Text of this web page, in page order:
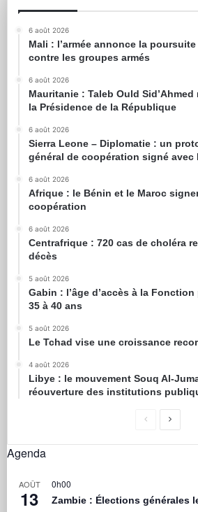
6 août 2026
Mali : l’armée annonce la
contre les groupes armés
6 août 2026
Mauritanie : Taleb Ould
la Présidence de la République
6 août 2026
Sierra Leone – Diplomatie : un
général de coopération signé avec
6 août 2026
Afrique : le Bénin et le Maroc
coopération
6 août 2026
Centrafrique : 720 cas de choléra
décès
5 août 2026
Gabin : l’âge d’accès à la
35 à 40 ans
5 août 2026
Le Tchad vise une croissance
4 août 2026
Libye : le mouvement Souq Al-
réouverture des institutions
Agenda
AOÛT
13
0h00
Zambie : Élections générales